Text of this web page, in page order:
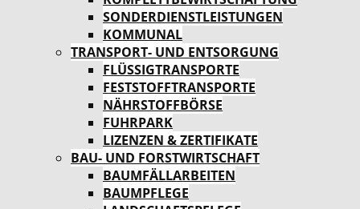
SONDERDIENSTLEISTUNGEN
KOMMUNAL
TRANSPORT- UND ENTSORGUNG
FLÜSSIGTRANSPORTE
FESTSTOFFTRANSPORTE
NÄHRSTOFFBÖRSE
FUHRPARK
LIZENZEN & ZERTIFIKATE
BAU- UND FORSTWIRTSCHAFT
BAUMFÄLLARBEITEN
BAUMPFLEGE